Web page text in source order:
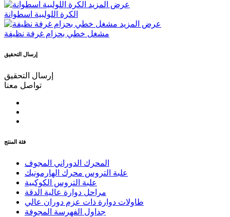
عرض المزيد
الكرة اللولبية اسطوانة
عرض المزيد
مشغل خطي بحزام غرفة نظيفة
إرسال التحقيق
إرسال التحقيق
تواصل معنا
فئة المنتج
المحرك الدوراني المجوف
علبة التروس محرك الهارمونيك
علبة التروس الكوكبية
مراحل دوارة عالية الدقة
طاولات دوارة ذات عزم دوران عالي
جداول الفهرسة المجوفة